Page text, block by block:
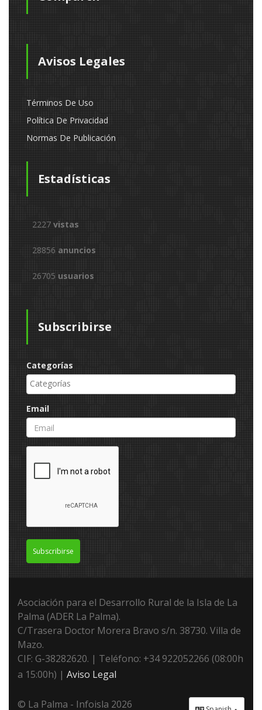
Avisos Legales
Términos De Uso
Política De Privacidad
Normas De Publicación
Estadísticas
2227 vistas
28856 anuncios
26705 usuarios
Subscribirse
Categorías
Email
Subscribirse
Asociación para el Desarrollo Rural de la Isla de La
Palma (ADER La Palma).
C/Trasera Doctor Morera Bravo s/n. 38730. Villa de
Mazo.
CIF: G-38282620. | Teléfono: +34 922052266 (08:00h
a 15:00h) | Aviso Legal
© La Palma - Infoisla 2026